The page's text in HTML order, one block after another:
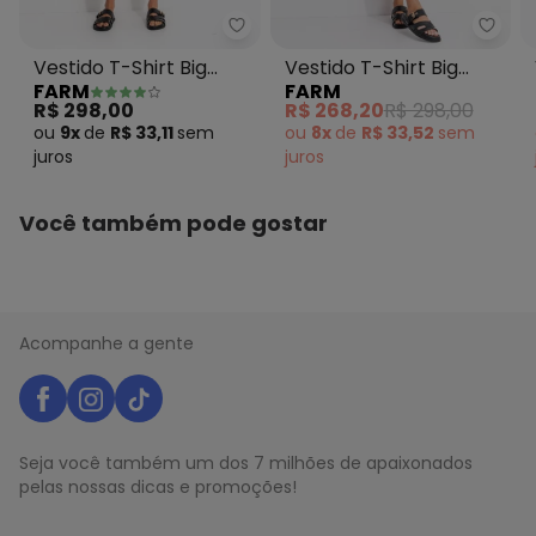
março/2026 N/D*
Farm - Vestido T-Shirt Big
Vestido T-Shirt Big
Lenço Paraty Preto
FARM
R$ 298,00
ou 9x de R$ 33,11 sem
juros
Vestido T-Shirt Big
Recanto dos Pássaros
Preto
FARM
R$ 268,20R$ 298,00
ou 8x de R$ 33,52 sem
juros
Você também pode gostar
Acompanhe a gente
Seja você também um dos 7 milhões de apaixonados
pelas nossas dicas e promoções!